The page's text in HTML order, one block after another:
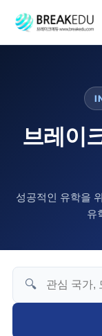
브레이
성공적인 유학을
유
🔍